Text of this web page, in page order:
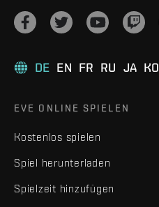
DE EN FR RU JA KO
EVE ONLINE SPIELEN
Kostenlos spielen
Spiel herunterladen
Spielzeit hinzufügen